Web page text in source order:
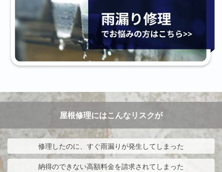
屋根修理にはこんなリスクが
修理したのに、すぐ雨漏りが発生してしまった
納得のできない高額料金を請求されてしまった